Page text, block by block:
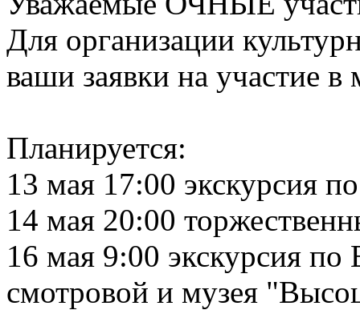
Для организации
ваши заявки на участие в
Планируется:
13 мая 17:00 экскурсия
14 мая 20:00
16 мая 9:00 экскурсия
смотровой и музея